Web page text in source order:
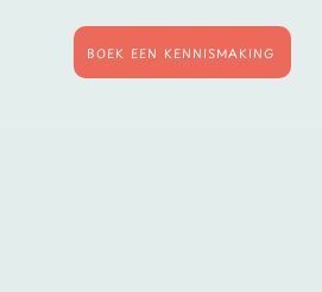
BOEK EEN KENNISMAKING